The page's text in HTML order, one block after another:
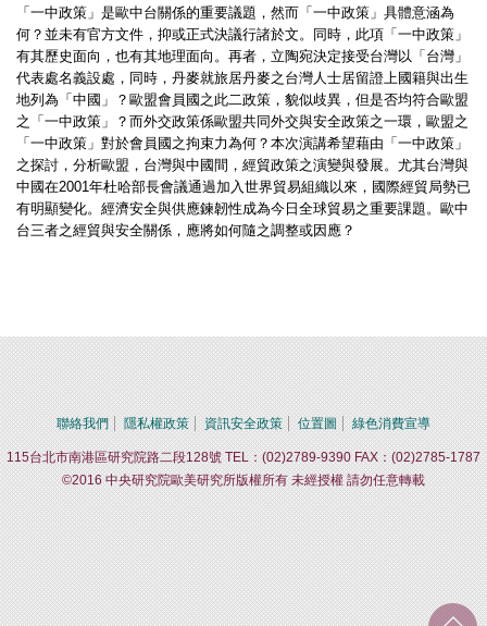
「一中政策」是歐中台關係的重要議題，然而「一中政策」具體意涵為
何？並未有官方文件，抑或正式決議行諸於文。同時，此項「一中政策」
有其歷史面向，也有其地理面向。再者，立陶宛決定接受台灣以「台灣」
代表處名義設處，同時，丹麥就旅居丹麥之台灣人士居留證上國籍與出生
地列為「中國」？歐盟會員國之此二政策，貌似歧異，但是否均符合歐盟
之「一中政策」？而外交政策係歐盟共同外交與安全政策之一環，歐盟之
「一中政策」對於會員國之拘束力為何？本次演講希望藉由「一中政策」
之探討，分析歐盟，台灣與中國間，經貿政策之演變與發展。尤其台灣與
中國在2001年杜哈部長會議通過加入世界貿易組織以來，國際經貿局勢已
有明顯變化。經濟安全與供應鍊韌性成為今日全球貿易之重要課題。歐中
台三者之經貿與安全關係，應將如何隨之調整或因應？
聯絡我們 隱私權政策 資訊安全政策 位置圖 綠色消費宣導
115台北市南港區研究院路二段128號 TEL：(02)2789-9390 FAX：(02)2785-1787
©2016 中央研究院歐美研究所版權所有 未經授權 請勿任意轉載